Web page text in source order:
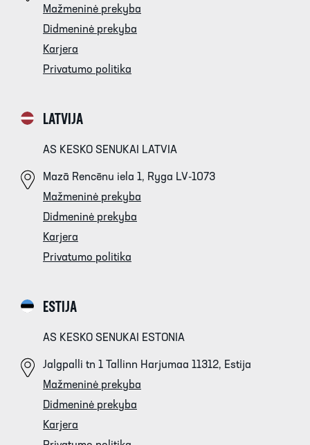
Mažmeninė prekyba
Didmeninė prekyba
Karjera
Privatumo politika
LATVIJA
AS KESKO SENUKAI LATVIA
Mazā Rencēnu iela 1, Ryga LV-1073
Mažmeninė prekyba
Didmeninė prekyba
Karjera
Privatumo politika
ESTIJA
AS KESKO SENUKAI ESTONIA
Jalgpalli tn 1 Tallinn Harjumaa 11312, Estija
Mažmeninė prekyba
Didmeninė prekyba
Karjera